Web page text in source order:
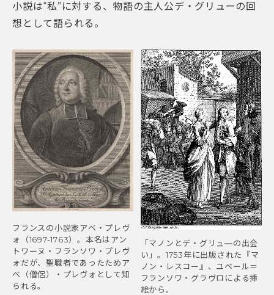
小説は“私”に対する、物語の主人公デ・グリューの回
想として語られる。
フランスの小説家アベ・プレヴ
ォ（1697-1763）。本名はアン
トワーヌ・フランソワ・プレヴ
ォだが、聖職者であったためア
ベ（僧侶）・プレヴォとして知
られる。
「マノンとデ・グリュ―の出会
い」。1753年に出版された『マ
ノン・レスコー』、ユベール＝
フランソワ・グラヴロによる挿
絵から。